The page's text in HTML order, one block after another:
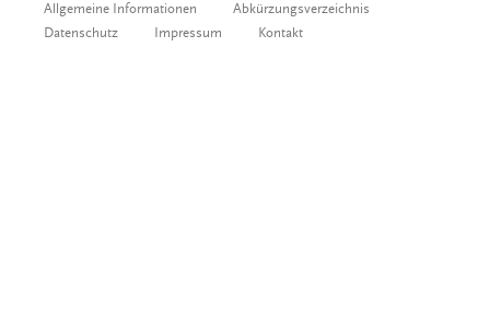
Allgemeine Informationen
Abkürzungsverzeichnis
Datenschutz
Impressum Kontakt